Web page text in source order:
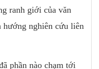
ranh giới của văn
hướng nghiên cứu liên
phần nào chạm tới